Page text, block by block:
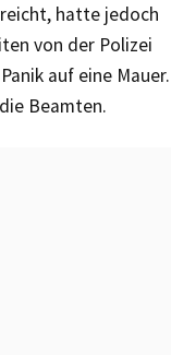
hatte jedoch
von der Polizei
auf eine Mauer.
Beamten.